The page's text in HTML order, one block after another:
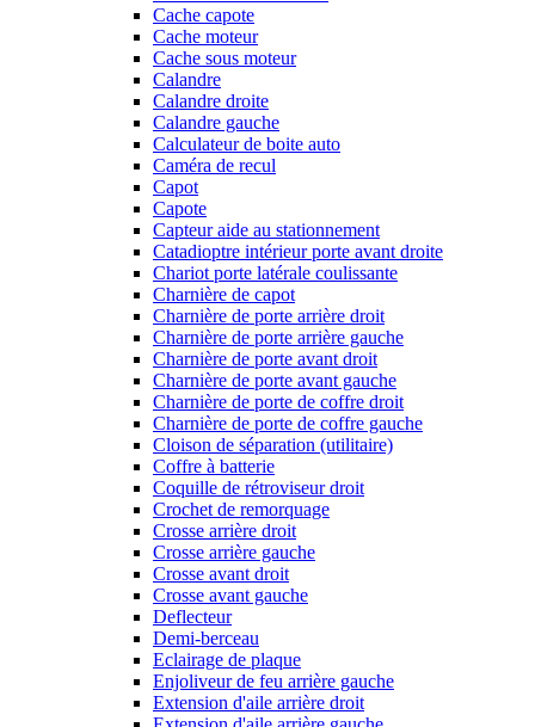
Cache capote
Cache moteur
Cache sous moteur
Calandre
Calandre droite
Calandre gauche
Calculateur de boite auto
Caméra de recul
Capot
Capote
Capteur aide au stationnement
Catadioptre intérieur porte avant droite
Chariot porte latérale coulissante
Charnière de capot
Charnière de porte arrière droit
Charnière de porte arrière gauche
Charnière de porte avant droit
Charnière de porte avant gauche
Charnière de porte de coffre droit
Charnière de porte de coffre gauche
Cloison de séparation (utilitaire)
Coffre à batterie
Coquille de rétroviseur droit
Crochet de remorquage
Crosse arrière droit
Crosse arrière gauche
Crosse avant droit
Crosse avant gauche
Deflecteur
Demi-berceau
Eclairage de plaque
Enjoliveur de feu arrière gauche
Extension d'aile arrière droit